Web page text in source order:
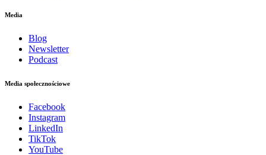
Media
Blog
Newsletter
Podcast
Media społecznościowe
Facebook
Instagram
LinkedIn
TikTok
YouTube